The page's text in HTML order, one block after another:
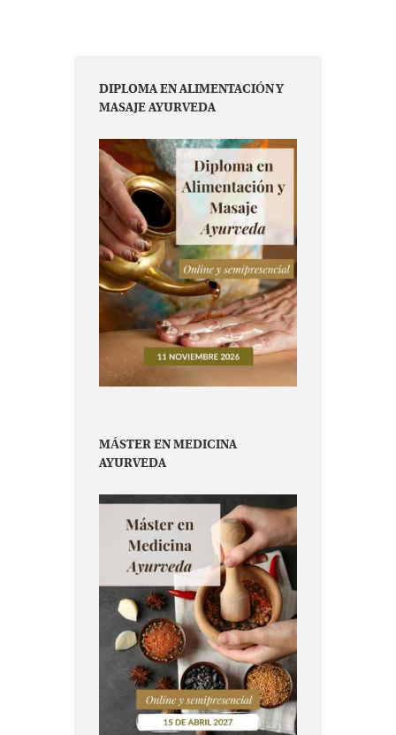
DIPLOMA EN ALIMENTACIÓN Y
MASAJE AYURVEDA
MÁSTER EN MEDICINA
AYURVEDA